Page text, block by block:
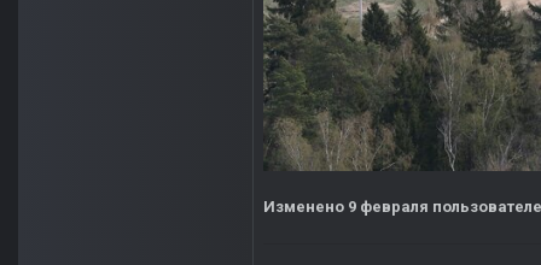
Изменено 9 февраля